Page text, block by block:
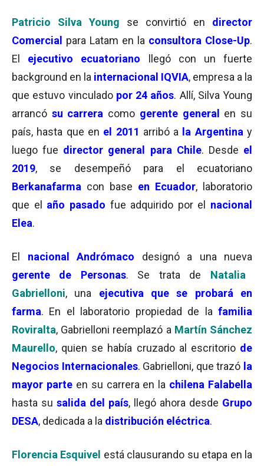
Patricio Silva Young se convirtió en director
Comercial
para Latam en la consultora Close-Up.
El
ejecutivo ecuatoriano llegó con un fuerte
background en la internacional IQVIA, empresa a la
que estuvo vinculado por 24 años. Allí, Silva Young
arrancó su carrera como gerente general
en su
país, hasta que en el 2011 arribó a la Argentina y
luego fue director general para Chile. Desde el
2019, se desempeñó para el ecuatoriano
Berkanafarma con base en Ecuador, laboratorio
que el año pasado fue adquirido por el
nacional
Elea.
El nacional Andrómaco designó a una nueva
gerente de Personas. Se trata de Natalia
Gabrielloni, una ejecutiva que se probará en
farma. En el laboratorio propiedad de la familia
Roviralta, Gabrielloni reemplazó a Martín Sánchez
Maurello, quien se había cruzado al escritorio de
Negocios Internacionales. Gabrielloni, que trazó la
mayor parte en su carrera en la chilena Falabella
hasta su salida del país, llegó ahora desde Grupo
DESA, dedicada a la distribución eléctrica.
Florencia Esquivel está clausurando su etapa en la